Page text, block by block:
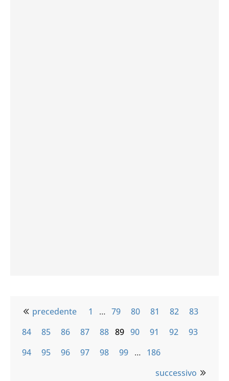
precedente 1 … 79 80 81 82
83
84
85 86 87 88 89 90 91 92
93
94
95 96 97 98 99 … 186
successivo